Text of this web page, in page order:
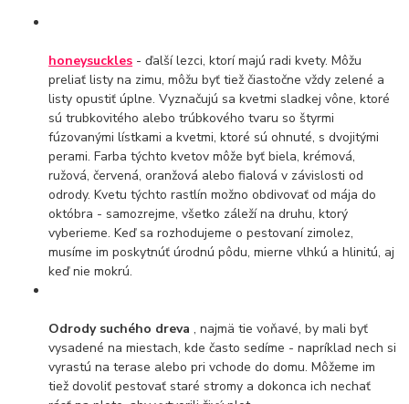
honeysuckles - ďalší lezci, ktorí majú radi kvety. Môžu
preliať listy na zimu, môžu byť tiež čiastočne vždy zelené a
listy opustiť úplne. Vyznačujú sa kvetmi sladkej vône, ktoré
sú trubkovitého alebo trúbkového tvaru so štyrmi
fúzovanými lístkami a kvetmi, ktoré sú ohnuté, s dvojitými
perami. Farba týchto kvetov môže byť biela, krémová,
ružová, červená, oranžová alebo fialová v závislosti od
odrody. Kvetu týchto rastlín možno obdivovať od mája do
októbra - samozrejme, všetko záleží na druhu, ktorý
vyberieme. Keď sa rozhodujeme o pestovaní zimolez,
musíme im poskytnúť úrodnú pôdu, mierne vlhkú a hlinitú, aj
keď nie mokrú.
Odrody suchého dreva, najmä tie voňavé, by mali byť
vysadené na miestach, kde často sedíme - napríklad nech si
vyrastú na terase alebo pri vchode do domu. Môžeme im
tiež dovoliť pestovať staré stromy a dokonca ich nechať